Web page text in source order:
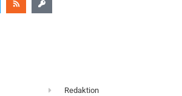
Redaktion